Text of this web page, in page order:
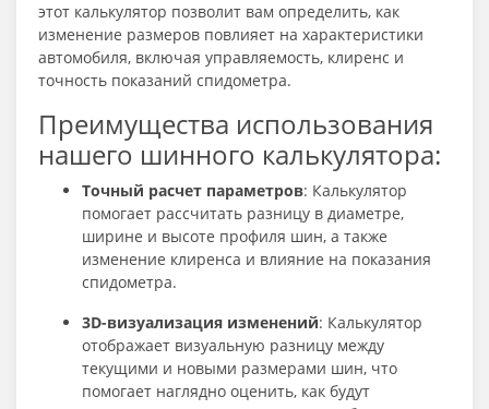
этот калькулятор позволит вам определить, как
изменение размеров повлияет на характеристики
автомобиля, включая управляемость, клиренс и
точность показаний спидометра.
Преимущества использования
нашего шинного калькулятора:
Точный расчет параметров: Калькулятор
помогает рассчитать разницу в диаметре,
ширине и высоте профиля шин, а также
изменение клиренса и влияние на показания
спидометра.
3D-визуализация изменений: Калькулятор
отображает визуальную разницу между
текущими и новыми размерами шин, что
помогает наглядно оценить, как будут